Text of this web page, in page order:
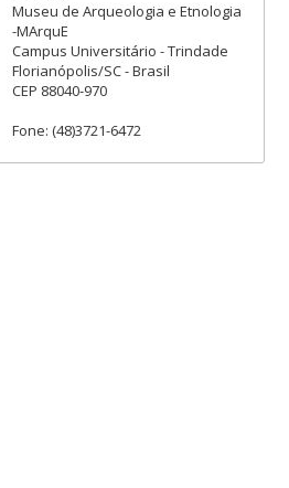
Museu de Arqueologia e Etnologia
-MArquE
Campus Universitário - Trindade
Florianópolis/SC - Brasil
CEP 88040-970
Fone: (48)3721-6472